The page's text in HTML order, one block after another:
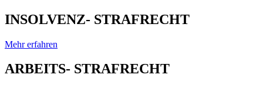
INSOLVENZ- STRAFRECHT
Mehr erfahren
ARBEITS- STRAFRECHT